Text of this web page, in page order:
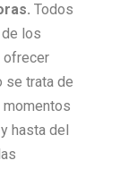
Todos
los
ofrecer
se trata de
momentos
hasta del